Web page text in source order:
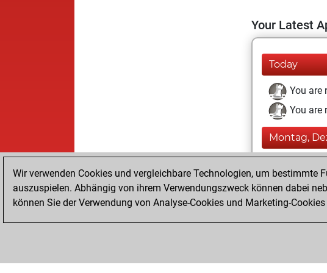
Your Latest
Today
You are
You are
Montag,
You
You
Wir verwenden Cookies und vergleichbare Technologien, um
auszuspielen. Abhängig von ihrem Verwendungszweck können dabei
können Sie der Verwendung von Analyse-Cookies und Marketing-